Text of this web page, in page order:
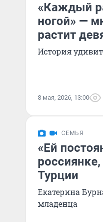
«Каждый
ногой» —
растит
История
8 мая, 2026, 13:00
СЕМЬЯ
«Ей
Турции
Екатерина
младенца